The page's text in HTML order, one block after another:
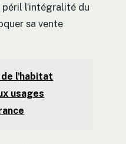
l’intégralité du
sa vente
de l'habitat
usages